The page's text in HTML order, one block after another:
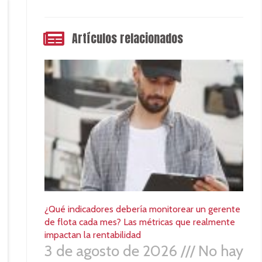
Artículos relacionados
¿Qué indicadores debería monitorear un gerente
de flota cada mes? Las métricas que realmente
impactan la rentabilidad
3 de agosto de 2026
No hay